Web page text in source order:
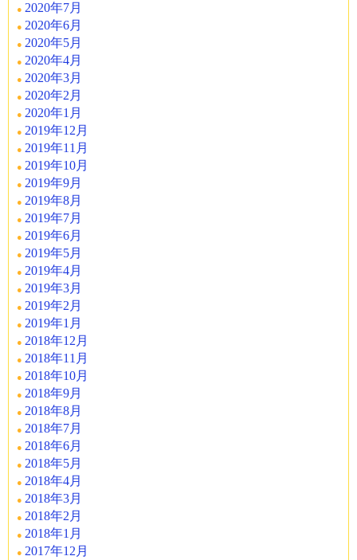
2020年7月
2020年6月
2020年5月
2020年4月
2020年3月
2020年2月
2020年1月
2019年12月
2019年11月
2019年10月
2019年9月
2019年8月
2019年7月
2019年6月
2019年5月
2019年4月
2019年3月
2019年2月
2019年1月
2018年12月
2018年11月
2018年10月
2018年9月
2018年8月
2018年7月
2018年6月
2018年5月
2018年4月
2018年3月
2018年2月
2018年1月
2017年12月